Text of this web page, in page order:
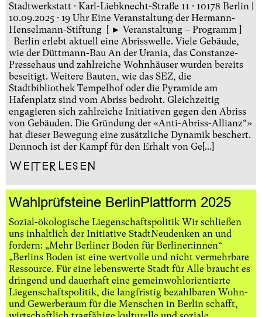
Stadtwerkstatt · Karl-Liebknecht-Straße 11 · 10178 Berlin |
10.09.2025 · 19 Uhr Eine Veranstaltung der Hermann-
Henselmann-Stiftung [ ► Veranstaltung – Programm ]
Berlin erlebt aktuell eine Abrisswelle. Viele Gebäude,
wie der Düttmann-Bau An der Urania, das Constanze-
Pressehaus und zahlreiche Wohnhäuser wurden bereits
beseitigt. Weitere Bauten, wie das SEZ, die
Stadtbibliothek Tempelhof oder die Pyramide am
Hafenplatz sind vom Abriss bedroht. Gleichzeitig
engagieren sich zahlreiche Initiativen gegen den Abriss
von Gebäuden. Die Gründung der «Anti-Abriss-Allianz“»
hat dieser Bewegung eine zusätzliche Dynamik beschert.
Dennoch ist der Kampf für den Erhalt von Ge[...]
Weiterlesen
Wahlprüfsteine BerlinPlattform 2025
Sozial-ökologische Liegenschaftspolitik Wir schließen
uns inhaltlich der Initiative StadtNeudenken an und
fordern: „Mehr Berliner Boden für Berliner:innen“ ​
„Berlins Boden ist eine wertvolle und nicht vermehrbare
Ressource. Für eine lebenswerte Stadt für Alle braucht es
dringend und dauerhaft eine gemeinwohlorientierte
Liegenschaftspolitik, die langfristig bezahlbaren Wohn-
und Gewerberaum für die Menschen in Berlin schafft,